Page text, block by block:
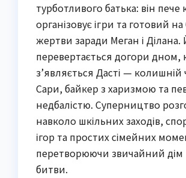
турботливого батька: він пече
організовує ігри та готовий на
жертви заради Меган і Ділана.
перевертається догори дном,
з’являється Дасті — колишній
Сари, байкер з харизмою та
недбалістю. Суперництво
навколо шкільних заходів,
ігор та простих сімейних
перетворюючи звичайний дім
битви.